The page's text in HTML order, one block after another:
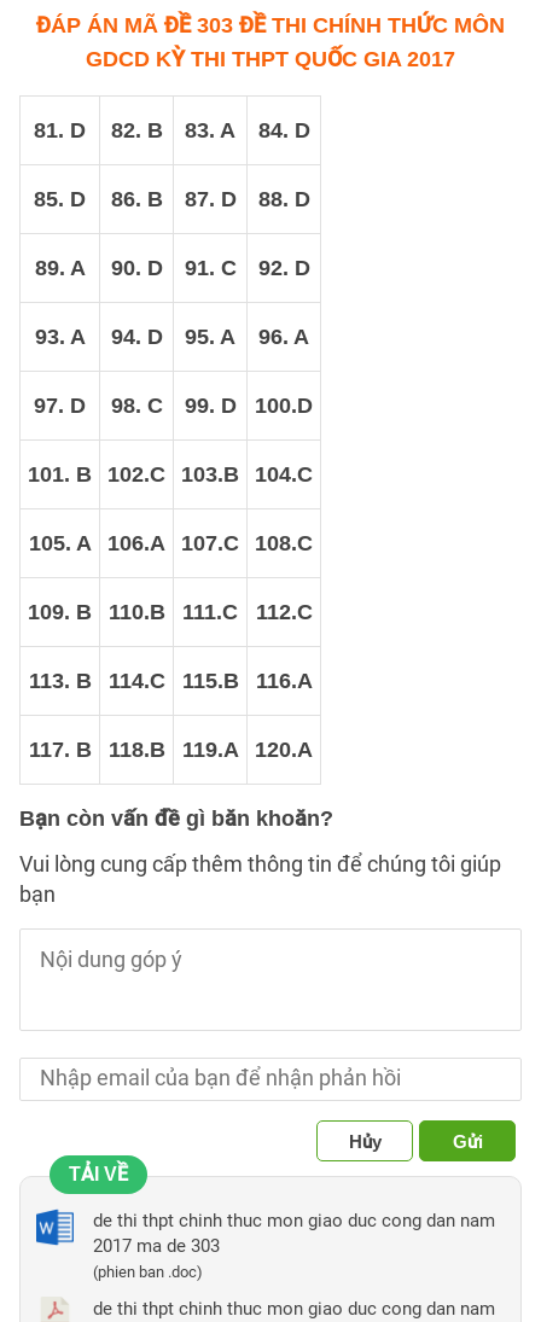
ĐÁP ÁN MÃ ĐỀ 303 ĐỀ THI CHÍNH THỨC MÔN
GDCD KỲ THI THPT QUỐC GIA 2017
81. D 82. B 83. A 84. D
85. D 86. B 87. D 88. D
89. A 90. D 91. C 92. D
93. A 94. D 95. A 96. A
97. D 98. C 99. D 100.D
101. B 102.C 103.B 104.C
105. A 106.A 107.C 108.C
109. B 110.B 111.C 112.C
113. B 114.C 115.B 116.A
117. B 118.B 119.A 120.A
Bạn còn vấn đề gì băn khoăn?
Vui lòng cung cấp thêm thông tin để chúng tôi giúp
bạn
Hủy
Gửi
TẢI VỀ
de thi thpt chinh thuc mon giao duc cong dan nam
2017 ma de 303
(phien ban .doc)
de thi thpt chinh thuc mon giao duc cong dan nam